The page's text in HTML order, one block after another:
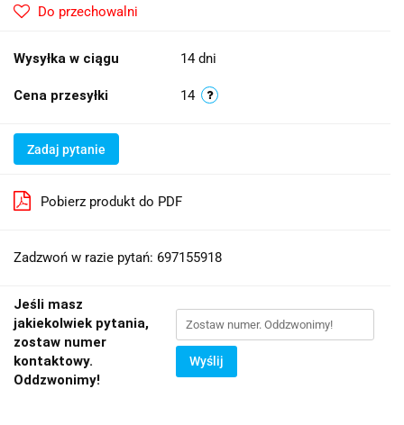
Do przechowalni
Wysyłka w ciągu 14 dni
Cena przesyłki 14
Zadaj pytanie
Pobierz produkt do PDF
Zadzwoń w razie pytań: 697155918
Jeśli masz
jakiekolwiek pytania,
zostaw numer
kontaktowy.
Oddzwonimy!
Wyślij